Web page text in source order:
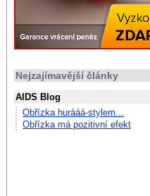
Nejzajímavější články
AIDS Blog
Obřízka hurááá-stylem...
Obřízka má pozitivní efekt